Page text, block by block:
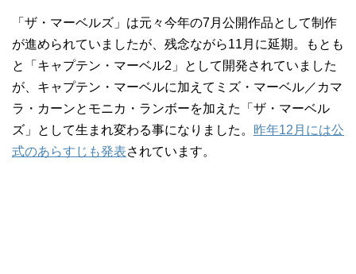
「ザ・マーベルズ」は元々今年の7月公開作品として制作
が進められていましたが、残念ながら11月に延期。もとも
と「キャプテン・マーベル2」として開発されていました
が、キャプテン・マーベルに加えてミズ・マーベル／カマ
ラ・カーンとモニカ・ランボーを加えた「ザ・マーベル
ズ」として生まれ変わる事になりました。 昨年12月には公
式のあらすじも発表されています。